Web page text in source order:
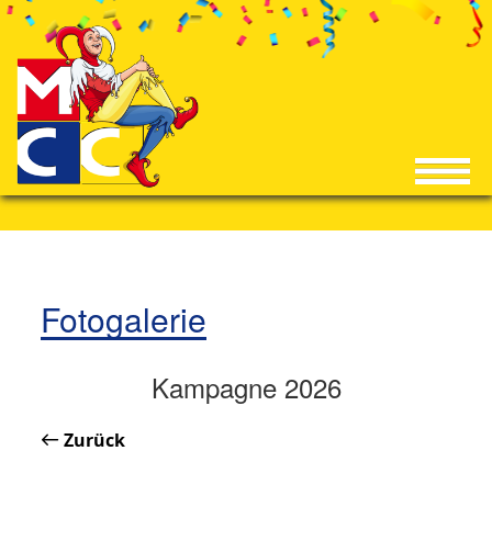
Fotogalerie
Kampagne 2026
Zurück